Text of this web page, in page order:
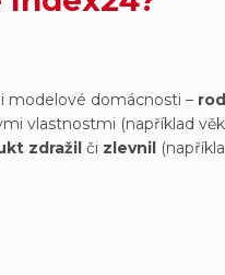
modelové domácnosti –
vlastnostmi (například
zdražil či zlevnil